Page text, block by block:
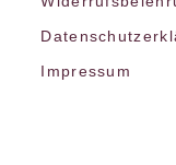
Impressum